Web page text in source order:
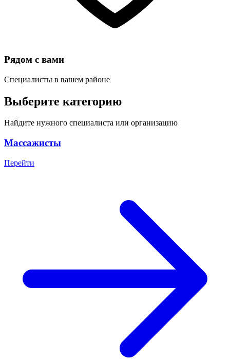
Рядом с вами
Специалисты в вашем районе
Выберите категорию
Найдите нужного специалиста или организацию
Массажисты
Перейти